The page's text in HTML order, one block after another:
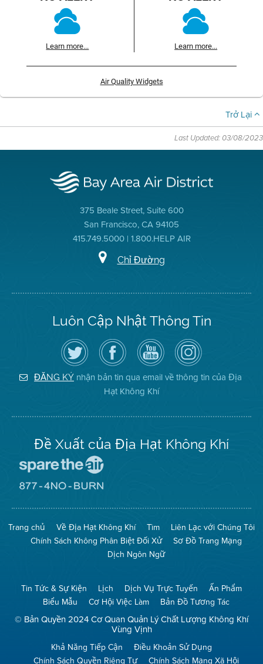
Learn more... Learn more...
Air Quality Widgets
Trở Lại
Last Updated: 03/08/2023
375 Beale Street, Suite 600
San Francisco, CA 94105
415.749.5000 | 1.800.HELP AIR
Chỉ Đường
Luôn Cập Nhật Thông Tin
Hãy
theo
dõi
Địa
Hạt
Không
Truy
cập
Trang
Facebook
của
Địa
Hạt
Kênh
YouTube
của
Địa
Hạt
Không
Khí
Air
District
on
Instagram
ĐĂNG KÝ nhận bản tin qua email về thông tin của Địa
Hạt Không Khí
Đề Xuất của Địa Hạt Không Khí
The
(Bảo
Toàn
Không
Khí)
Mạng
No
Burn
(Không
Đốt)
Trang chủ Về Địa Hạt Không Khí Tìm
Liên Lạc với Chúng Tôi
Chính Sách Không Phân Biệt Đối Xử
Sơ Đồ Trang Mạng
Dịch Ngôn Ngữ
Tin Tức & Sự Kiện Lịch Dịch Vụ Trực Tuyến
Ấn Phẩm
Biểu Mẫu
Cơ Hội Việc Làm Bản Đồ Tương Tác
© Bản Quyền 2024 Cơ Quan Quản Lý Chất Lượng Không Khí
Vùng Vịnh
Khả Năng Tiếp Cận
Điều Khoản Sử Dụng
Chính Sách Quyền Riêng Tư
Chính Sách Mạng Xã Hội